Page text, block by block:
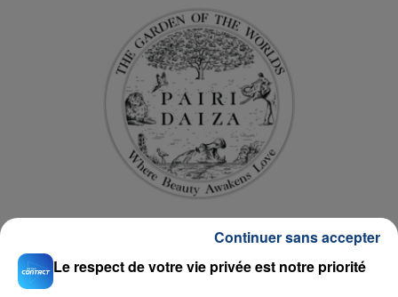
Le respect de votre vie privée est notre priorité
Continuer sans accepter